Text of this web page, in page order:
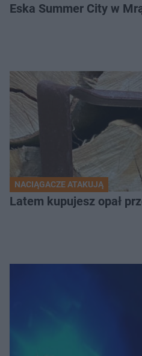
Eska Summer City w
NACIĄGACZE ATAKUJĄ
Latem kupujesz opał